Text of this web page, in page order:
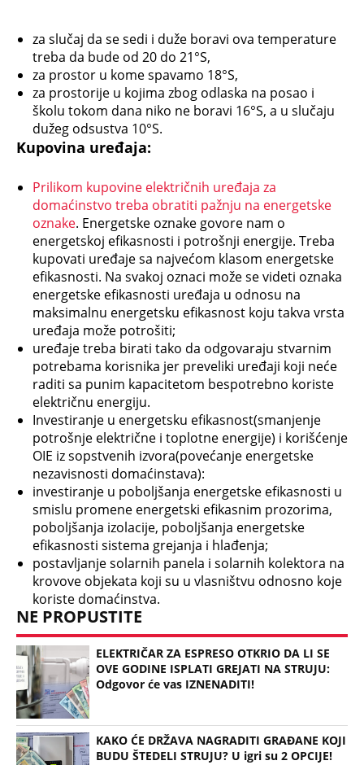
za slučaj da se sedi i duže boravi ova temperature
treba da bude od 20 do 21°S,
za prostor u kome spavamo 18°S,
za prostorije u kojima zbog odlaska na posao i
školu tokom dana niko ne boravi 16°S, a u slučaju
dužeg odsustva 10°S.
Kupovina uređaja:
Prilikom kupovine električnih uređaja za
domaćinstvo treba obratiti pažnju na energetske
oznake. Energetske oznake govore nam o
energetskoj efikasnosti i potrošnji energije. Treba
kupovati uređaje sa najvećom klasom energetske
efikasnosti. Na svakoj oznaci može se videti oznaka
energetske efikasnosti uređaja u odnosu na
maksimalnu energetsku efikasnost koju takva vrsta
uređaja može potrošiti;
uređaje treba birati tako da odgovaraju stvarnim
potrebama korisnika jer preveliki uređaji koji neće
raditi sa punim kapacitetom bespotrebno koriste
električnu energiju.
Investiranje u energetsku efikasnost(smanjenje
potrošnje električne i toplotne energije) i korišćenje
OIE iz sopstvenih izvora(povećanje energetske
nezavisnosti domaćinstava):
investiranje u poboljšanja energetske efikasnosti u
smislu promene energetski efikasnim prozorima,
poboljšanja izolacije, poboljšanja energetske
efikasnosti sistema grejanja i hlađenja;
postavljanje solarnih panela i solarnih kolektora na
krovove objekata koji su u vlasništvu odnosno koje
koriste domaćinstva.
NE PROPUSTITE
ELEKTRIČAR ZA ESPRESO OTKRIO DA LI SE
OVE GODINE ISPLATI GREJATI NA STRUJU:
Odgovor će vas IZNENADITI!
KAKO ĆE DRŽAVA NAGRADITI GRAĐANE KOJI
BUDU ŠTEDELI STRUJU? U igri su 2 OPCIJE!